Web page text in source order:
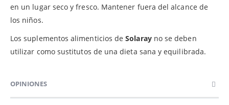
en un lugar seco y fresco. Mantener fuera del alcance de
los niños.
Los suplementos alimenticios deSolarayno se deben
utilizar como sustitutos de una dieta sana y equilibrada.
OPINIONES